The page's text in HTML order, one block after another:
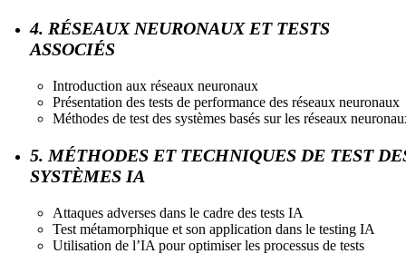
4. RÉSEAUX NEURONAUX ET TESTS
ASSOCIÉS
Introduction aux réseaux neuronaux
Présentation des tests de performance des réseaux neuronaux
Méthodes de test des systèmes basés sur les réseaux
5. MÉTHODES ET TECHNIQUES DE TEST
SYSTÈMES IA
Attaques adverses dans le cadre des tests IA
Test métamorphique et son application dans le testing IA
Utilisation de l’IA pour optimiser les processus de tests